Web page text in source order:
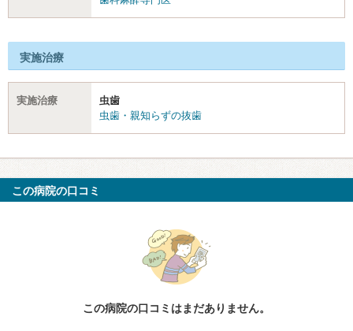
実施治療
実施治療
虫歯
虫歯・親知らずの抜歯
この病院の口コミ
この病院の口コミはまだありません。